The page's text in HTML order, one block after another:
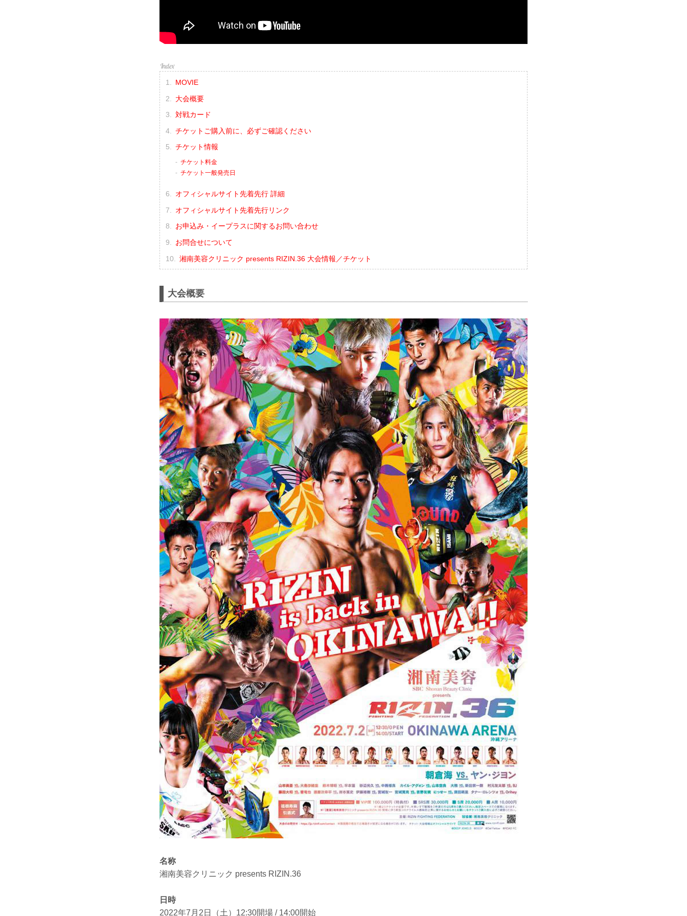
MOVIE
大会概要
対戦カード
チケットご購入前に、必ずご確認ください
チケット情報
チケット料金
チケット一般発売日
オフィシャルサイト先着先行 詳細
オフィシャルサイト先着先行リンク
お申込み・イープラスに関するお問い合わせ
お問合せについて
湘南美容クリニック presents RIZIN.36 大会情報／チケット
大会概要
名称
湘南美容クリニック presents RIZIN.36
日時
2022年7月2日（土）12:30開場 / 14:00開始